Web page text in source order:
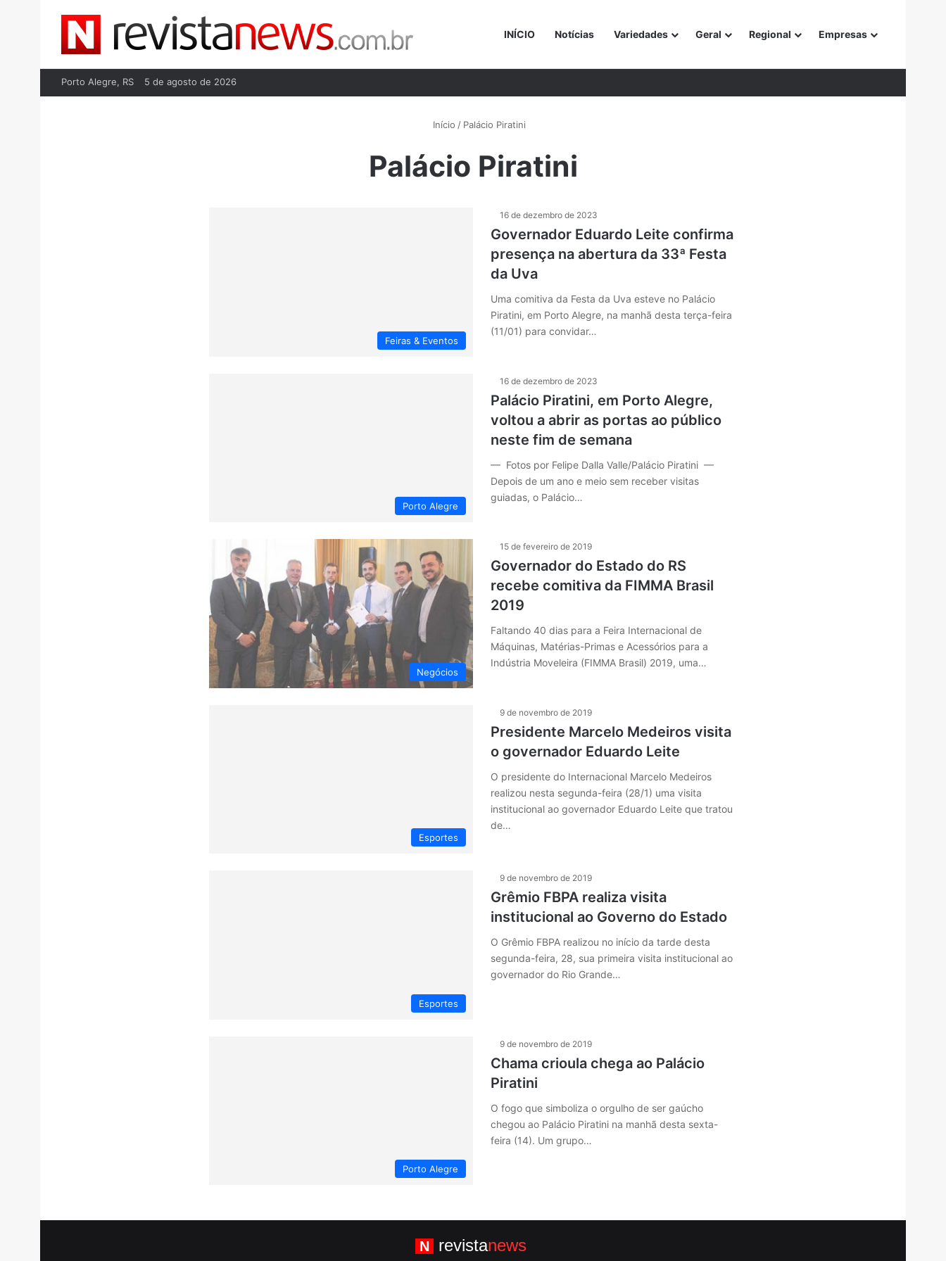
INÍCIO Notícias Variedades Geral Regional Empresas
Porto Alegre, RS 5 de agosto de 2026
Início / Palácio Piratini
Palácio Piratini
Feiras & Eventos
16 de dezembro de 2023
Governador Eduardo Leite confirma
presença na abertura da 33ª Festa
da Uva
Uma comitiva da Festa da Uva esteve no Palácio
Piratini, em Porto Alegre, na manhã desta terça-feira
(11/01) para convidar…
Porto Alegre
16 de dezembro de 2023
Palácio Piratini, em Porto Alegre,
voltou a abrir as portas ao público
neste fim de semana
— Fotos por Felipe Dalla Valle/Palácio Piratini —
Depois de um ano e meio sem receber visitas
guiadas, o Palácio…
Negócios
15 de fevereiro de 2019
Governador do Estado do RS
recebe comitiva da FIMMA Brasil
2019
Faltando 40 dias para a Feira Internacional de
Máquinas, Matérias-Primas e Acessórios para a
Indústria Moveleira (FIMMA Brasil) 2019, uma…
Esportes
9 de novembro de 2019
Presidente Marcelo Medeiros visita
o governador Eduardo Leite
O presidente do Internacional Marcelo Medeiros
realizou nesta segunda-feira (28/1) uma visita
institucional ao governador Eduardo Leite que tratou
de…
Esportes
9 de novembro de 2019
Grêmio FBPA realiza visita
institucional ao Governo do Estado
O Grêmio FBPA realizou no início da tarde desta
segunda-feira, 28, sua primeira visita institucional ao
governador do Rio Grande…
Porto Alegre
9 de novembro de 2019
Chama crioula chega ao Palácio
Piratini
O fogo que simboliza o orgulho de ser gaúcho
chegou ao Palácio Piratini na manhã desta sexta-
feira (14). Um grupo…
N revistanews